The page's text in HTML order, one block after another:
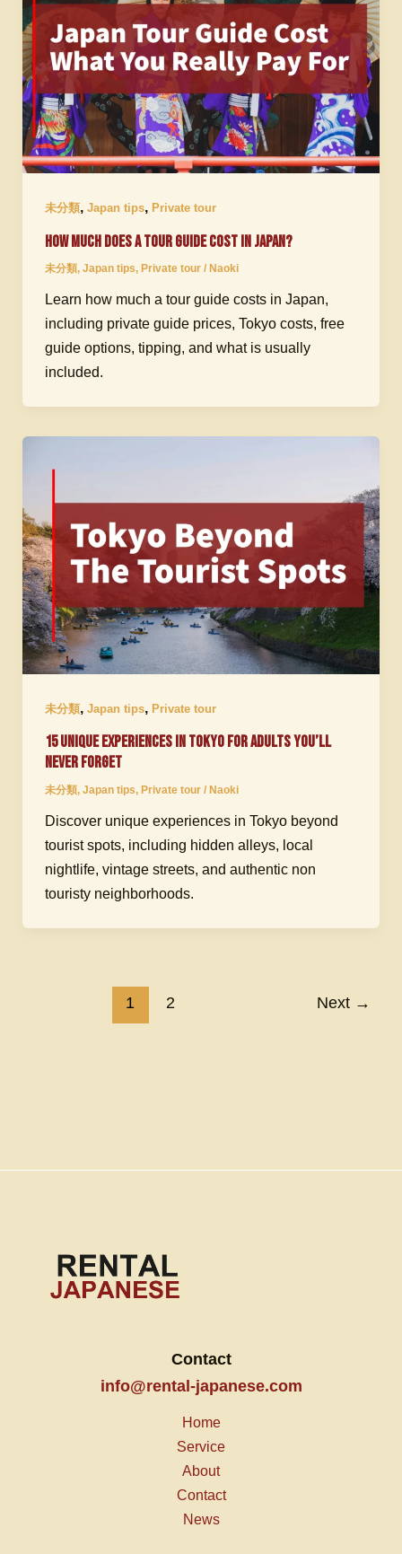
未分類, Japan tips, Private tour
How Much Does a Tour Guide Cost in Japan?
未分類, Japan tips, Private tour/ Naoki
Learn how much a tour guide costs in Japan,
including private guide prices, Tokyo costs, free
guide options, tipping, and what is usually
included.
未分類, Japan tips, Private tour
15 Unique Experiences in Tokyo for Adults You’ll
Never Forget
未分類, Japan tips, Private tour/ Naoki
Discover unique experiences in Tokyo beyond
tourist spots, including hidden alleys, local
nightlife, vintage streets, and authentic non
touristy neighborhoods.
1 2 Next →
Contact
info@rental-japanese.com
Home
Service
About
Contact
News